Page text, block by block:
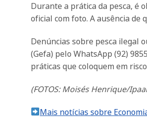
Durante a prática da pesca, é
oficial com foto. A ausência
Denúncias sobre pesca ilegal
(Gefa) pelo WhatsApp (92)
práticas que coloquem em
(FOTOS: Moisés Henrique/
Mais notícias sobre